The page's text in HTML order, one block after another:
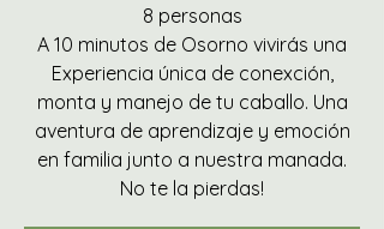
8 personas
A 10 minutos de Osorno vivirás una
Experiencia única de conexción,
monta y manejo de tu caballo. Una
aventura de aprendizaje y emoción
en familia junto a nuestra manada.
No te la pierdas!